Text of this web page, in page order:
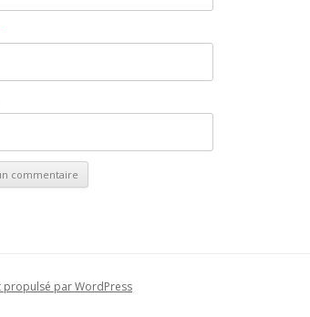
propulsé par WordPress